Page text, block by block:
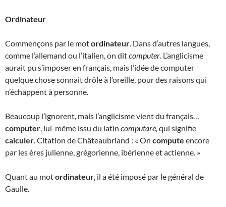
Ordinateur
Commençons par le motordinateur . Dans d’autres langues,
comme l’allemand ou l’italien, on ditcomputer . L’anglicisme
aurait pu s’imposer en français, mais l’idée de computer
quelque chose sonnait drôle à l’oreille, pour des raisons qui
n’échappent à personne.
Beaucoup l’ignorent, mais l’anglicisme vient du français…
computer , lui-même issu du latin computare, qui signifie
calculer . Citation de Châteaubriand : « On compute encore
par les ères julienne, grégorienne, ibérienne et actienne. »
Quant au motordinateur , il a été imposé par le général de
Gaulle.